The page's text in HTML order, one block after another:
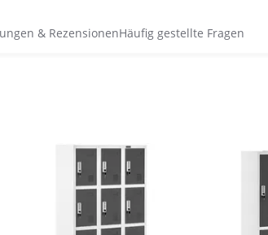
& RezensionenHäufig gestellte Fragen